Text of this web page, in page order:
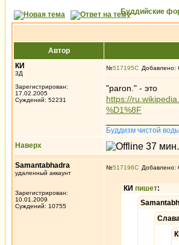
Буддийские
Автор
КИ
3Д
Зарегистрирован:
17.02.2005
Суждений: 52231
№517195 Добавлено:
"paron." - это
https://
%D1%8F
Буддизм чистой воды
Наверх
Samantabhadra
удаленный аккаунт
Зарегистрирован:
10.01.2009
Суждений: 10755
№517196 Добавлено:
КИ пишет: